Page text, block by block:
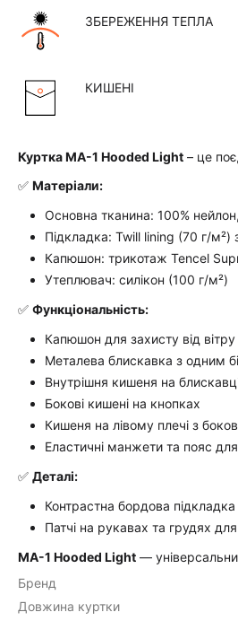
ЗБЕРЕЖЕННЯ ТЕПЛА
КИШЕНІ
Куртка MA-1 Hooded Light – це
✅ Матеріали:
Основна тканина: 100%
Підкладка: Twill lining (70 г/
Капюшон: трикотаж Tencel
Утеплювач: силікон (100 г/м²)
✅ Функціональність:
Капюшон для захисту від вітру
Металева блискавка з одним
Внутрішня кишеня на
Бокові кишені на кнопках
Кишеня на лівому плечі з
Еластичні манжети та пояс
✅ Деталі:
Контрастна бордова підкладка
Патчі на рукавах та грудях
MA-1 Hooded Light —
Бренд
Довжина куртки